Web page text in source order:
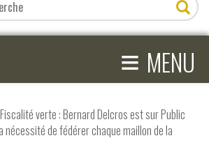
≡ MENU
verte : Bernard Delcros est sur Public
nécessité de fédérer chaque maillon de la